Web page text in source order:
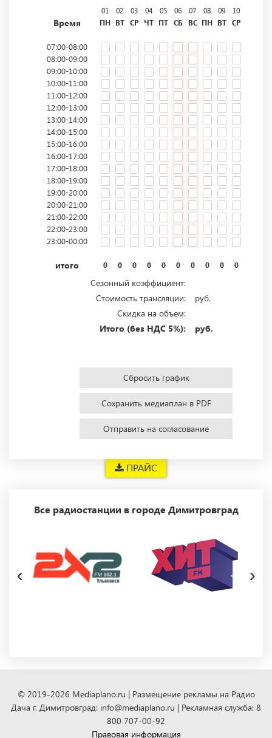
ПРАЙС
Время
01
ПН
02
ВТ
03
СР
04
ЧТ
05
ПТ
06
СБ
07
ВС
08
ПН
09
ВТ
10
СР
07:00-08:00
08:00-09:00
09:00-10:00
10:00-11:00
11:00-12:00
12:00-13:00
13:00-14:00
14:00-15:00
15:00-16:00
16:00-17:00
17:00-18:00
18:00-19:00
19:00-20:00
20:00-21:00
21:00-22:00
22:00-23:00
23:00-00:00
итого 0 0 0 0 0 0 0 0 0 0
Сезонный коэффициент:
Стоимость трансляции:
руб.
Скидка на объем:
Итого (без НДС 5%):
руб.
Сбросить график
Сохранить медиаплан в PDF
Отправить на согласование
Все радиостанции в городе Димитровград
‹ ›
© 2019-2026 Mediaplano.ru | Размещение рекламы на Радио
Дача г. Димитровград: info@mediaplano.ru | Рекламная служба: 8
800 707-00-92
Правовая информация